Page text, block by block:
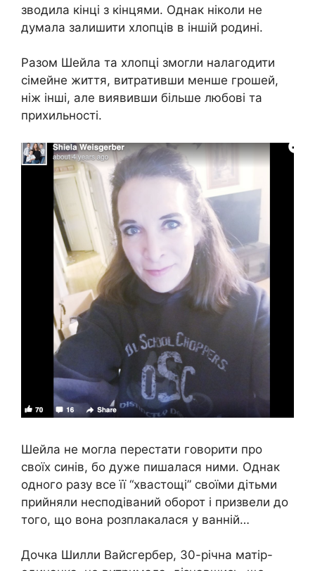
зводила кінці з кінцями. Однак ніколи не
думала залишити хлопців в іншій родині.
Разом Шейла та хлопці змогли налагодити
сімейне життя, витративши менше грошей,
ніж інші, але виявивши більше любові та
прихильності.
Шейла не могла перестати говорити про
своїх синів, бо дуже пишалася ними. Однак
одного разу все її “хвастощі” своїми дітьми
прийняли несподіваний оборот і призвели до
того, що вона розплакалася у ванній…
Дочка Шилли Вайсгербер, 30-річна матір-